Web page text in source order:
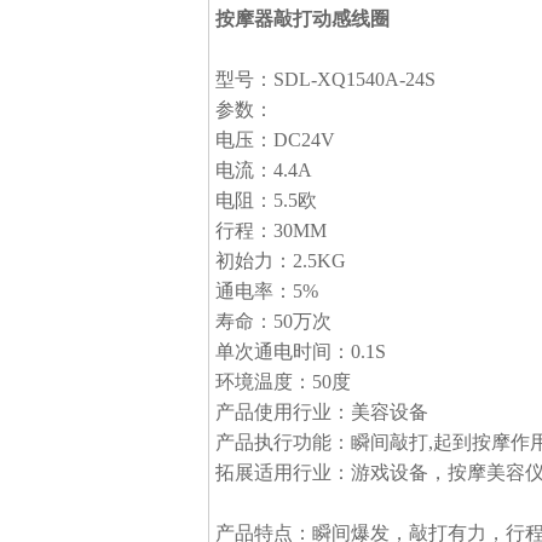
按摩器敲打动感线圈
型号：SDL-XQ1540A-24S
参数：
电压：DC24V
电流：4.4A
电阻：5.5欧
行程：30MM
初始力：2.5KG
通电率：5%
寿命：50万次
单次通电时间：0.1S
环境温度：50度
产品使用行业：美容设备
产品执行功能：瞬间敲打,起到按摩作
拓展适用行业：游戏设备，按摩美容
产品特点：瞬间爆发，敲打有力，行程